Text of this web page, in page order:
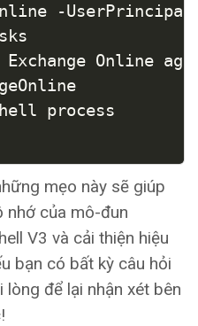
-
Online
process
mẹo này sẽ giúp
nhớ của mô-đun
V3 và cải thiện hiệu
bạn có bất kỳ câu hỏi
lòng để lại nhận xét bên